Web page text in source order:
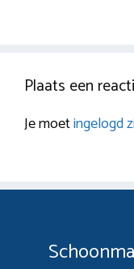
Plaats een
Je moetingelogd